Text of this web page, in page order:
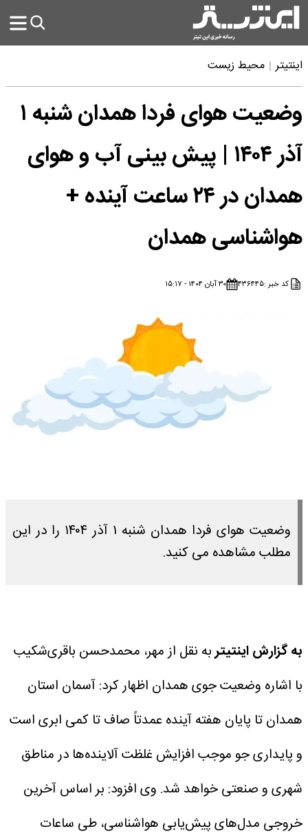
اینتیتر محیط زیست
وضعیت هوای فردا همدان شنبه ۱
آذر ۱۴۰۴ | پیش بینی آب و هوای
همدان در ۲۴ ساعت آینده +
هواشناسی همدان
کد خبر :۴۳۶۴۴۵ ۳۰ آبان ۱۴۰۴ - ۱۵:۱۷
وضعیت هوای فردا همدان شنبه ۱ آذر ۱۴۰۴ را در این
مطلب مشاهده می کنید.
به گزارش اینتیتربه نقل از مهر، محمدحسن باقری‌شکیب
با اشاره وضعیت جوی همدان اظهار کرد: آسمان استان
همدان تا پایان هفته آینده عمدتاً صاف تا کمی ابری است
و پایداری جو موجب افزایش غلظت آلاینده‌ها در مناطق
شهری و صنعتی خواهد شد. وی افزود: بر اساس آخرین
خروجی مدل‌های پیش‌یابی هواشناسی، طی ساعات